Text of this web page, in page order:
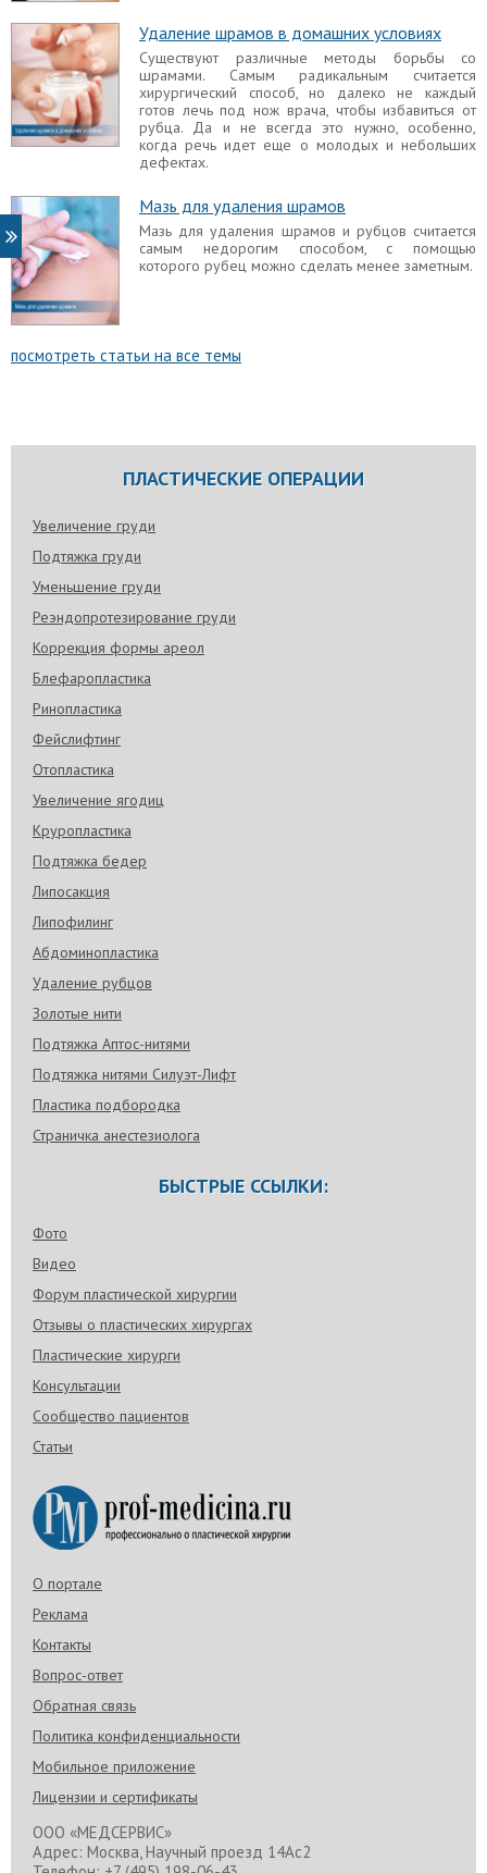
Удаление шрамов в домашних условиях
Существуют различные методы борьбы со
шрамами. Самым радикальным считается
хирургический способ, но далеко не каждый
готов лечь под нож врача, чтобы избавиться от
рубца. Да и не всегда это нужно, особенно,
когда речь идет еще о молодых и небольших
дефектах.
Мазь для удаления шрамов
Мазь для удаления шрамов и рубцов считается
самым недорогим способом, с помощью
которого рубец можно сделать менее заметным.
посмотреть статьи на все темы
ПЛАСТИЧЕСКИЕ ОПЕРАЦИИ
Увеличение груди
Подтяжка груди
Уменьшение груди
Реэндопротезирование груди
Коррекция формы ареол
Блефаропластика
Ринопластика
Фейслифтинг
Отопластика
Увеличение ягодиц
Круропластика
Подтяжка бедер
Липосакция
Липофилинг
Абдоминопластика
Удаление рубцов
Золотые нити
Подтяжка Аптос-нитями
Подтяжка нитями Силуэт-Лифт
Пластика подбородка
Страничка анестезиолога
БЫСТРЫЕ ССЫЛКИ:
Фото
Видео
Форум пластической хирургии
Отзывы о пластических хирургах
Пластические хирурги
Консультации
Сообщество пациентов
Статьи
О портале
Реклама
Контакты
Вопрос-ответ
Обратная связь
Политика конфиденциальности
Мобильное приложение
Лицензии и сертификаты
ООО «МЕДСЕРВИС»
Адрес: Москва, Научный проезд 14Ас2